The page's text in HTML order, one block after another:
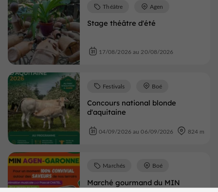
Stage théâtre d'été
Théâtre Agen
17/08/2026 au 20/08/2026
Concours national blonde
d'aquitaine
Festivals Boé
04/09/2026 au 06/09/2026 824 m
Marché gourmand du MIN
Marchés Boé